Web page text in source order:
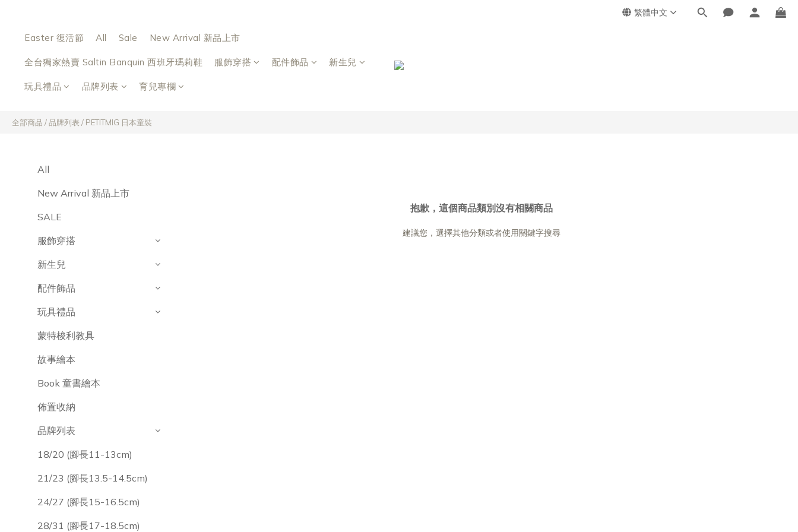
繁體中文
Easter 復活節 All Sale New Arrival 新品上市
全台獨家熱賣 Saltin Banquin 西班牙瑪莉鞋 服飾穿搭 配件飾品 新生兒
玩具禮品 品牌列表 育兒專欄
全部商品 /品牌列表 / PETITMIG 日本童裝
All
New Arrival 新品上市
SALE
服飾穿搭
新生兒
配件飾品
玩具禮品
蒙特梭利教具
故事繪本
Book 童書繪本
佈置收納
品牌列表
18/20 (腳長11-13cm)
21/23 (腳長13.5-14.5cm)
24/27 (腳長15-16.5cm)
28/31 (腳長17-18.5cm)
抱歉，這個商品類別沒有相關商品
建議您，選擇其他分類或者使用關鍵字搜尋